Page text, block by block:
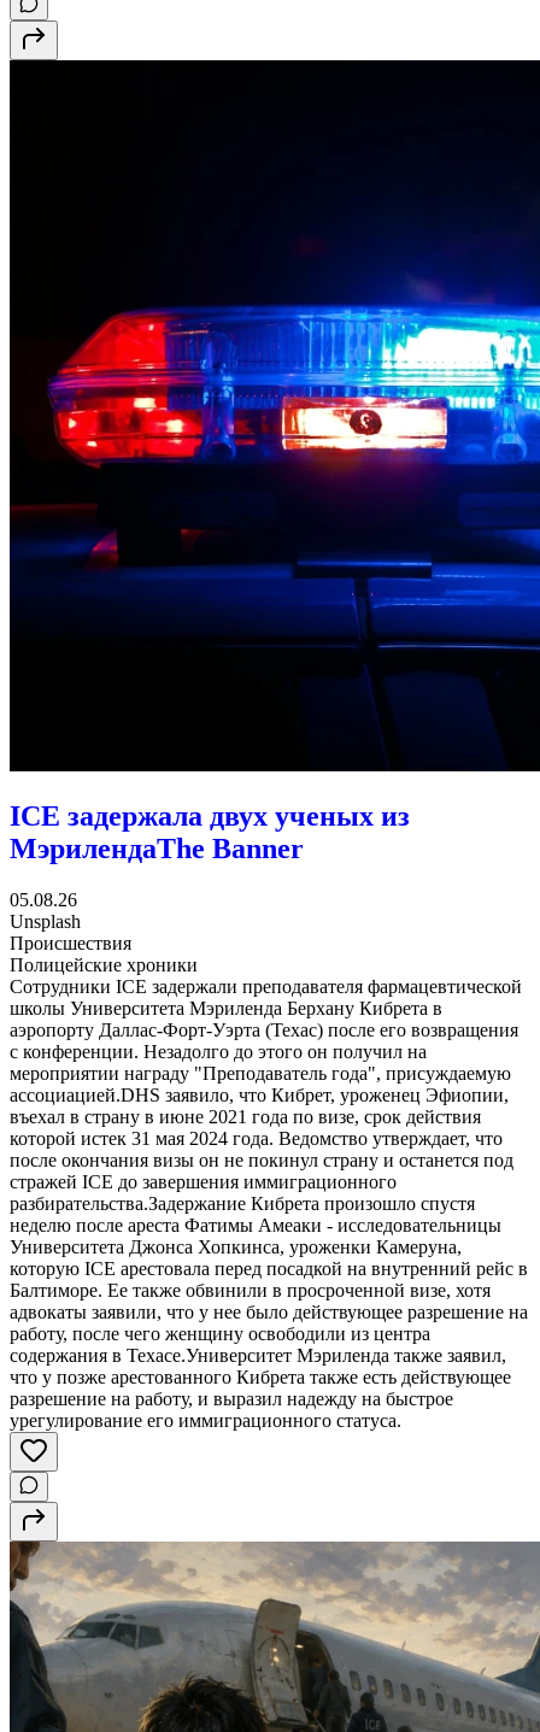
ICE задержала двух ученых из
МэрилендаThe Banner
05.08.26
Unsplash
Происшествия
Полицейские хроники
Сотрудники ICE задержали преподавателя фармацевтической
школы Университета Мэриленда Берхану Кибрета в
аэропорту Даллас-Форт-Уэрта (Техас) после его возвращения
с конференции. Незадолго до этого он получил на
мероприятии награду "Преподаватель года", присуждаемую
ассоциацией.DHS заявило, что Кибрет, уроженец Эфиопии,
въехал в страну в июне 2021 года по визе, срок действия
которой истек 31 мая 2024 года. Ведомство утверждает, что
после окончания визы он не покинул страну и останется под
стражей ICE до завершения иммиграционного
разбирательства.Задержание Кибрета произошло спустя
неделю после ареста Фатимы Амеаки - исследовательницы
Университета Джонса Хопкинса, уроженки Камеруна,
которую ICE арестовала перед посадкой на внутренний рейс в
Балтиморе. Ее также обвинили в просроченной визе, хотя
адвокаты заявили, что у нее было действующее разрешение на
работу, после чего женщину освободили из центра
содержания в Техасе.Университет Мэриленда также заявил,
что у позже арестованного Кибрета также есть действующее
разрешение на работу, и выразил надежду на быстрое
урегулирование его иммиграционного статуса.